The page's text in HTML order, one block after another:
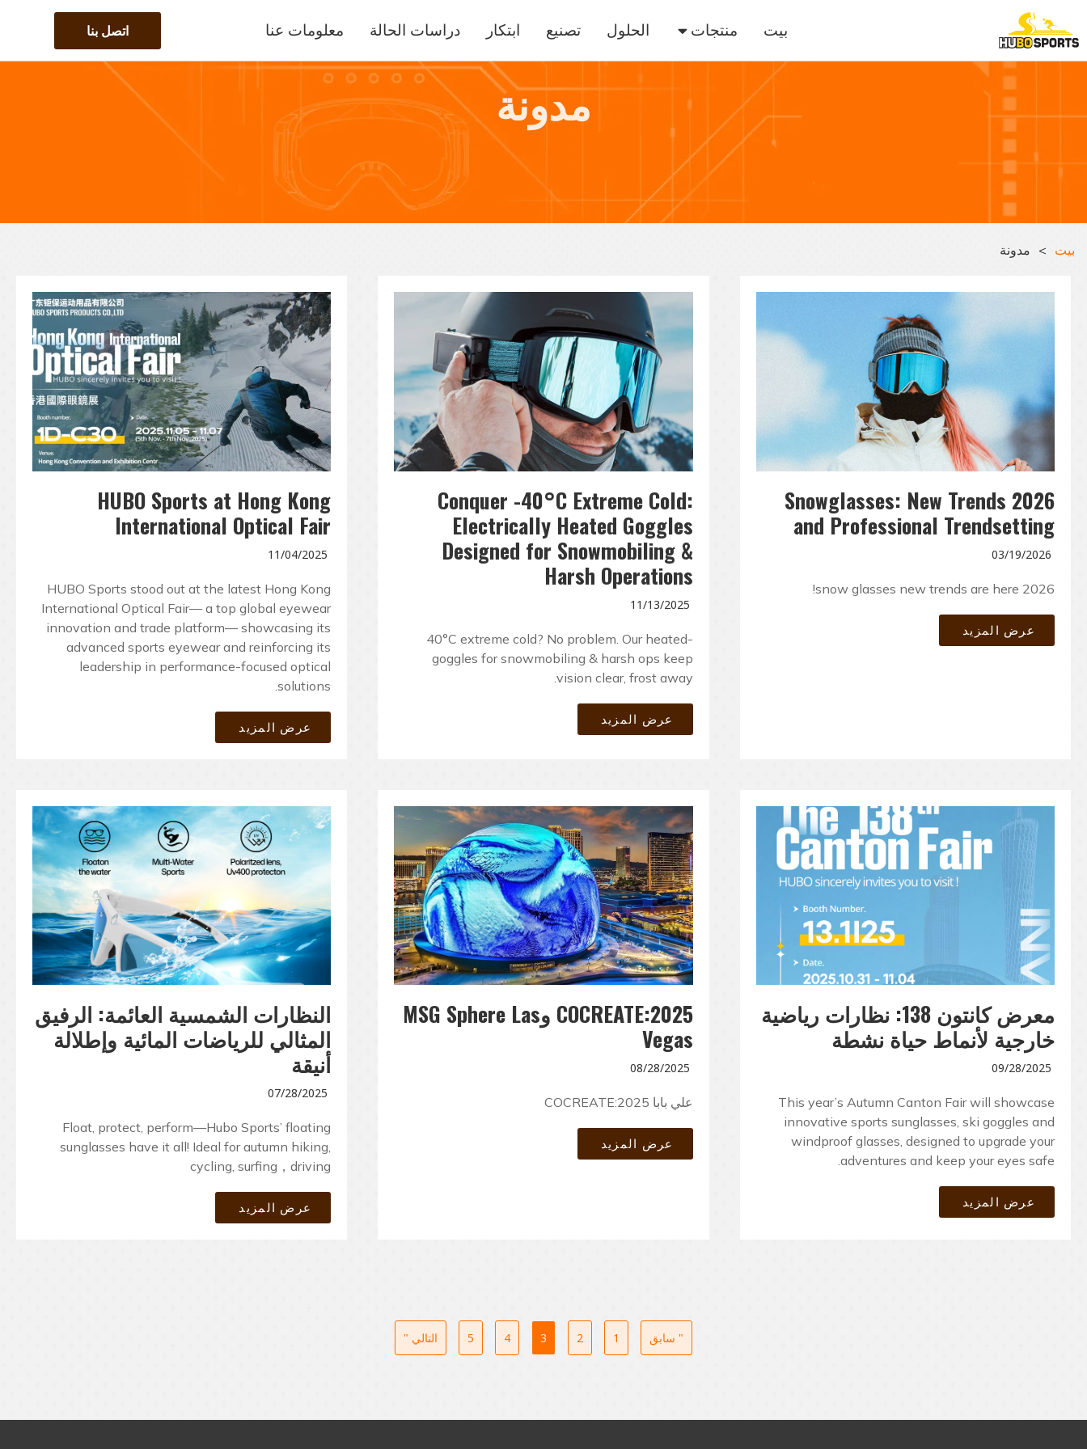
بيت منتجات الحلول تصنيع ابتكار دراسات الحالة معلومات عنا اتصل بنا
مدونة
بيت > مدونة
2026 Snowglasses: New Trends
and Professional Trendsetting
03/19/2026
2026 snow glasses new trends are here!
عرض المزيد
Conquer -40°C Extreme Cold:
Electrically Heated Goggles
Designed for Snowmobiling &
Harsh Operations
11/13/2025
-40°C extreme cold? No problem. Our heated
goggles for snowmobiling & harsh ops keep
vision clear, frost away.
عرض المزيد
HUBO Sports at Hong Kong
International Optical Fair
11/04/2025
HUBO Sports stood out at the latest Hong Kong
International Optical Fair— a top global eyewear
innovation and trade platform— showcasing its
advanced sports eyewear and reinforcing its
leadership in performance-focused optical
solutions.
عرض المزيد
معرض كانتون 138: نظارات رياضية
خارجية لأنماط حياة نشطة
09/28/2025
This year’s Autumn Canton Fair will showcase
innovative sports sunglasses, ski goggles and
windproof glasses, designed to upgrade your
adventures and keep your eyes safe.
عرض المزيد
COCREATE:2025 وMSG Sphere Las
Vegas
08/28/2025
علي بابا COCREATE:2025
عرض المزيد
النظارات الشمسية العائمة: الرفيق
المثالي للرياضات المائية وإطلالة
أنيقة
07/28/2025
Float, protect, perform—Hubo Sports’ floating
sunglasses have it all! Ideal for autumn hiking,
cycling, surfing，driving
عرض المزيد
" سابق 1
2
3
4
5 التالي "